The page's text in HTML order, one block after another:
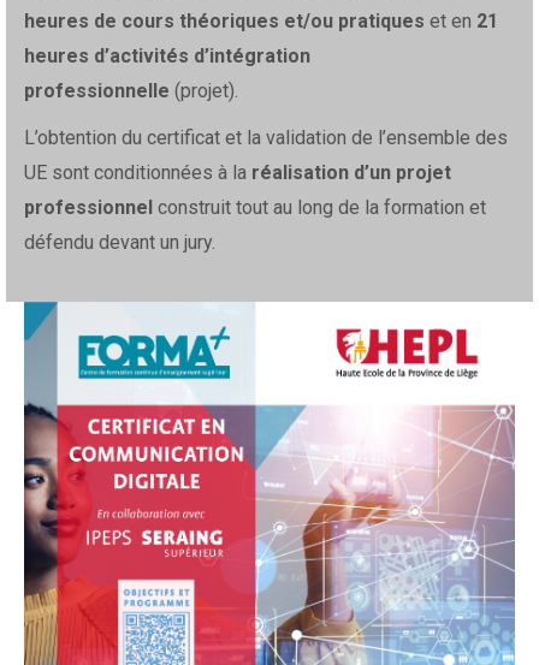
heures de cours théoriques et/ou pratiques et en 21
heures d’activités d’intégration
professionnelle (projet).
L’obtention du certificat et la validation de l’ensemble des
UE sont conditionnées à la réalisation d’un projet
professionnel construit tout au long de la formation et
défendu devant un jury.